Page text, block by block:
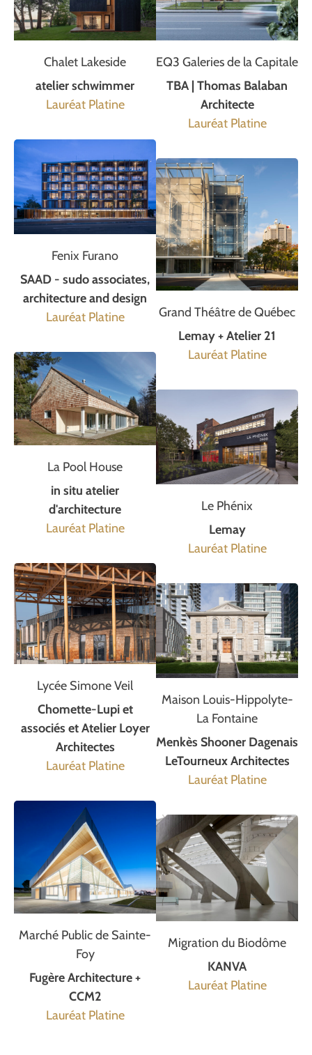
Chalet Lakeside
atelier schwimmer
Lauréat Platine
Fenix Furano
SAAD - sudo associates,
architecture and design
Lauréat Platine
La Pool House
in situ atelier
d'architecture
Lauréat Platine
Lycée Simone Veil
Chomette-Lupi et
associés et Atelier Loyer
Architectes
Lauréat Platine
Marché Public de Sainte-
Foy
Fugère Architecture +
CCM2
Lauréat Platine
EQ3 Galeries de la Capitale
TBA | Thomas Balaban
Architecte
Lauréat Platine
Grand Théâtre de Québec
Lemay + Atelier 21
Lauréat Platine
Le Phénix
Lemay
Lauréat Platine
Maison Louis-Hippolyte-
La Fontaine
Menkès Shooner Dagenais
LeTourneux Architectes
Lauréat Platine
Migration du Biodôme
KANVA
Lauréat Platine